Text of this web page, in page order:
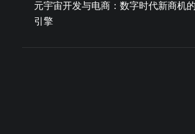
元宇宙开发与电商：数字时代新商机
引擎